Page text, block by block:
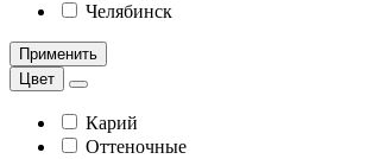
Челябинск
Применить
Цвет
Карий
Оттеночные